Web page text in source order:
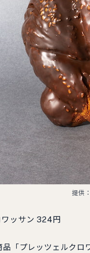
提供
ッサン 324円
「プレッツェルクロ